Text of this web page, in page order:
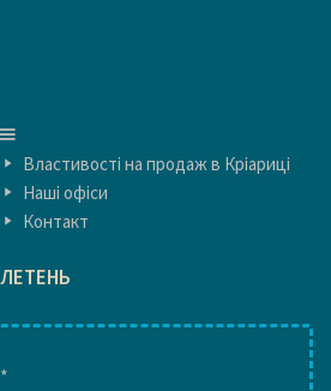
Властивості на продаж в Кріариці
Наші офіси
Контакт
*